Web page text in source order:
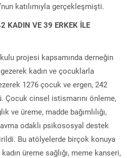
katılımıyla gerçekleşmişti.
KADIN VE 39 ERKEK İLE
projesi kapsamında derneğin
kadın ve çocuklarla
1276 çocuk ve ergen, 242
Çocuk cinsel istismarını önleme,
ve üreme, madde bağımlılığı,
odaklı psikososyal destek
Bu atölyelerde birçok konuya
üreme sağlığı, meme kanseri,